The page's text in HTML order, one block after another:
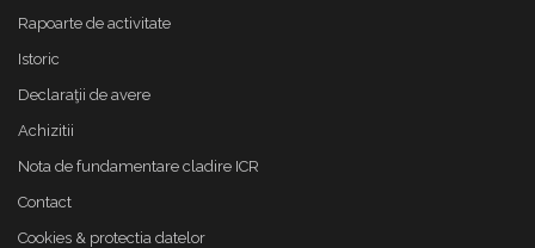
Rapoarte de activitate
Istoric
Declaraţii de avere
Achizitii
Nota de fundamentare cladire ICR
Contact
Cookies & protectia datelor